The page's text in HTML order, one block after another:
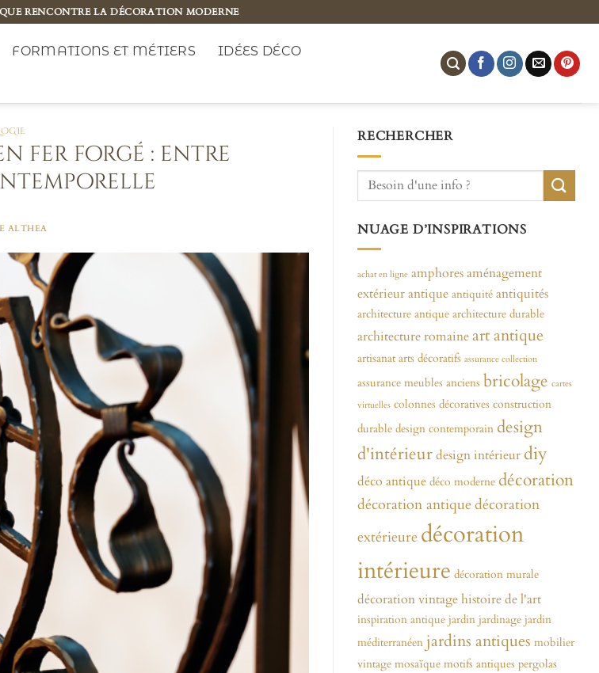
RENCONTRE LA DÉCORATION MODERNE
FORMATIONS ET MÉTIERS
IDÉES DÉCO
fer forgé : entre
ALTHEA
RECHERCHER
NUAGE D’INSPIRATIONS
achat en ligne amphoresaménagement
extérieurantique antiquité antiquités
architecture antique architecture durable
architecture romaineart antique
artisanat arts décoratifs assurance collection
assurance meubles anciens bricolage cartes
virtuelles colonnes décoratives construction
durable design contemporain design
d'intérieurdesign intérieur diy
déco antique déco moderne décoration
décoration antiquedécoration
extérieure décoration
intérieure décoration murale
décoration vintagehistoire de l'art
inspiration antique jardin jardinage jardin
méditerranéen jardins antiques mobilier
vintage mosaïque motifs antiques pergolas